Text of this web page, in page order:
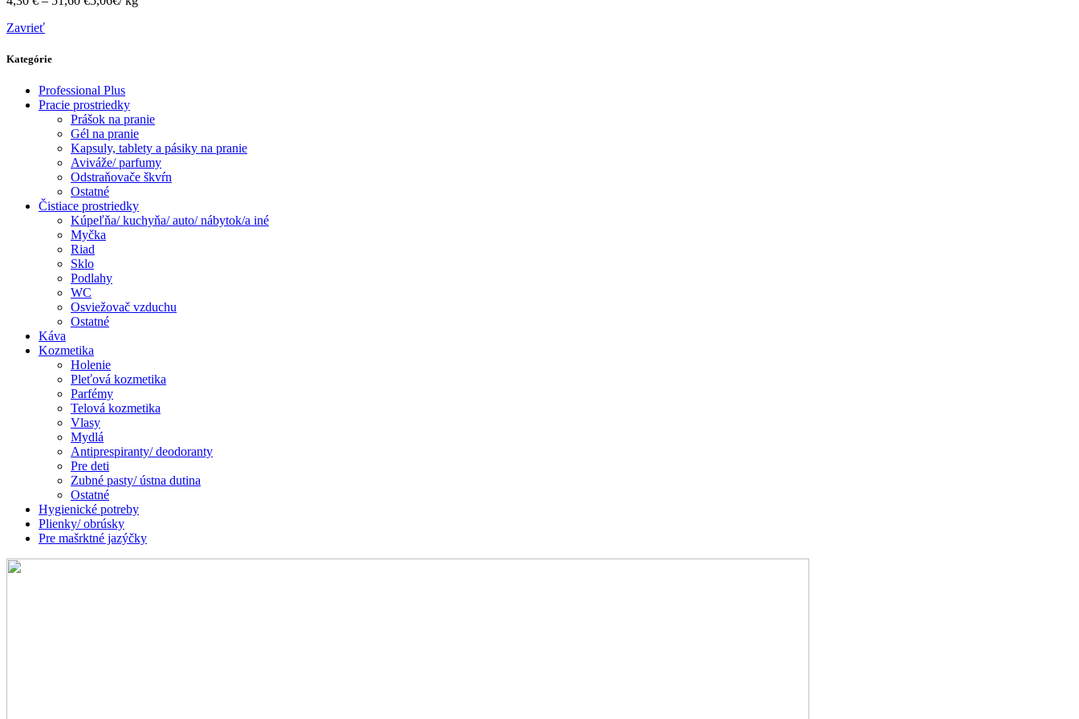
Zavrieť
Kategórie
Professional Plus
Pracie prostriedky
Prášok na pranie
Gél na pranie
Kapsuly, tablety a pásiky na pranie
Aviváže/ parfumy
Odstraňovače škvŕn
Ostatné
Čistiace prostriedky
Kúpeľňa/ kuchyňa/ auto/ nábytok/a iné
Myčka
Riad
Sklo
Podlahy
WC
Osviežovač vzduchu
Ostatné
Káva
Kozmetika
Holenie
Pleťová kozmetika
Parfémy
Telová kozmetika
Vlasy
Mydlá
Antiprespiranty/ deodoranty
Pre deti
Zubné pasty/ ústna dutina
Ostatné
Hygienické potreby
Plienky/ obrúsky
Pre mašrktné jazýčky